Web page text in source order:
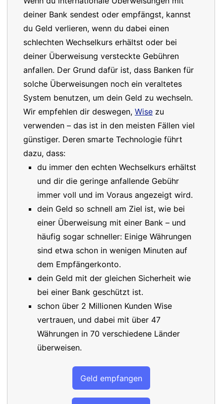
deiner Bank sendest oder empfängst, kannst
du Geld verlieren, wenn du dabei einen
schlechten Wechselkurs erhältst oder bei
deiner Überweisung versteckte Gebühren
anfallen. Der Grund dafür ist, dass Banken für
solche Überweisungen noch ein veraltetes
System benutzen, um dein Geld zu wechseln.
Wir empfehlen dir deswegen, Wise zu
verwenden – das ist in den meisten Fällen viel
günstiger. Deren smarte Technologie führt
dazu, dass:
du immer den echten Wechselkurs erhältst
und dir die geringe anfallende Gebühr
immer voll und im Voraus angezeigt wird.
dein Geld so schnell am Ziel ist, wie bei
einer Überweisung mit einer Bank – und
häufig sogar schneller: Einige Währungen
sind etwa schon in wenigen Minuten auf
dem Empfängerkonto.
dein Geld mit der gleichen Sicherheit wie
bei einer Bank geschützt ist.
schon über 2 Millionen Kunden Wise
vertrauen, und dabei mit über 47
Währungen in 70 verschiedene Länder
überweisen.
Geld empfangen